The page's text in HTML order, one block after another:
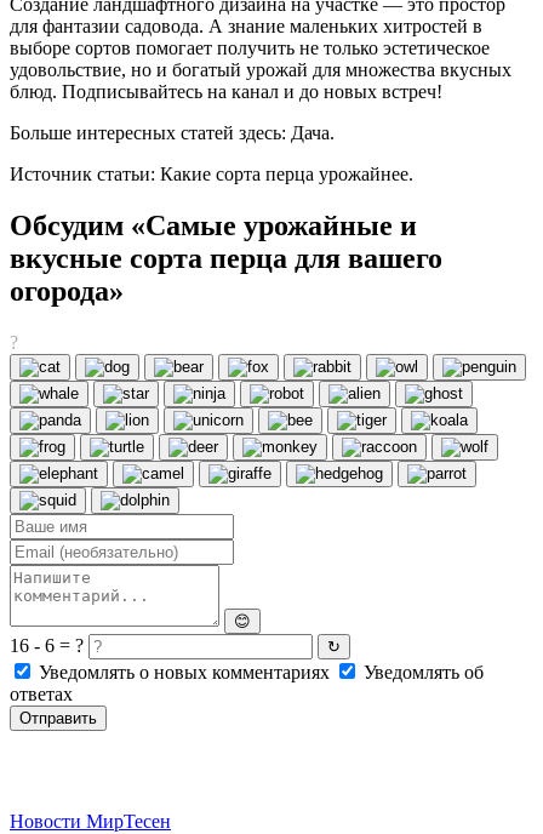
Создание ландшафтного дизайна на участке — это простор
для фантазии садовода. А знание маленьких хитростей в
выборе сортов помогает получить не только эстетическое
удовольствие, но и богатый урожай для множества вкусных
блюд. Подписывайтесь на канал и до новых встреч!
Больше интересных статей здесь: Дача.
Источник статьи: Какие сорта перца урожайнее.
Обсудим «Самые урожайные и
вкусные сорта перца для вашего
огорода»
?
😊
16 - 6 = ? ↻
Уведомлять о новых комментариях
Уведомлять об
ответах
Отправить
Новости МирТесен